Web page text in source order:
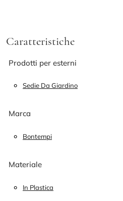
Caratteristiche
Prodotti per esterni
Sedie Da Giardino
Marca
Bontempi
Materiale
In Plastica